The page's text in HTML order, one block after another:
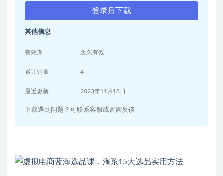
登录后下载
其他信息
有效期 永久有效
累计销量 4
最近更新 2023年11月18日
下载遇到问题？可联系客服或留言反馈